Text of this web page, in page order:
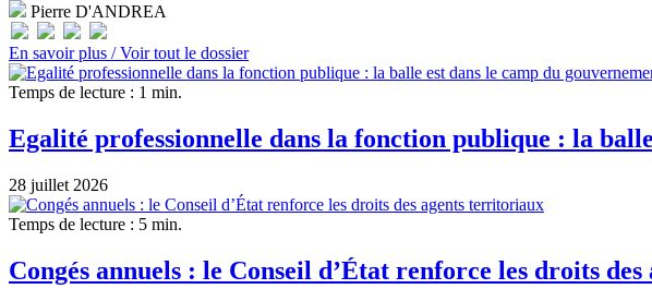
Pierre D'ANDREA
En savoir plus /Voir tout le dossier
Temps de lecture : 1 min.
Egalité professionnelle dans la fonction publique : la
28 juillet 2026
Temps de lecture : 5 min.
Congés annuels : le Conseil d’État renforce les droits